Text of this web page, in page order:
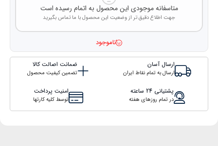
متاسفانه موجودی این محصول به اتمام رسیده است
جهت اطلاع دقیق تر از وضعیت این محصول با ما تماس بگیرید
ناموجود
ارسال آسان
ارسال به تمام نقاط ایران
ضمانت اصالت کالا
تضمین کیفیت محصول
پشتیانی 24 ساعته
در تمام روزهای هفته
امنیت پرداخت
توسط کلیه کارتها